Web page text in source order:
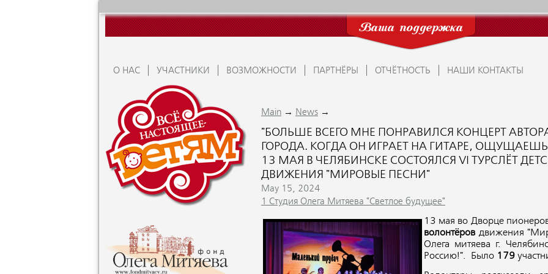
Ваша поддержка
О НАС УЧАСТНИКИ ВОЗМОЖНОСТИ ПАРТНЁРЫ ОТЧЁТНОСТЬ НАШИ КОНТАКТЫ
Main → News →
"БОЛЬШЕ ВСЕГО МНЕ ПОНРАВИЛСЯ КОНЦЕРТ
ГОРОДА. КОГДА ОН ИГРАЕТ НА ГИТАРЕ,
13 МАЯ В ЧЕЛЯБИНСКЕ СОСТОЯЛСЯ VI ТУРСЛЁТ
ДВИЖЕНИЯ "МИРОВЫЕ ПЕСНИ"
May 15, 2024
1 Студия Олега Митяева "Светлое будущее"
13 мая во Дворце
волонтёров движения
Олега митяева г.
Россию!". Было 179